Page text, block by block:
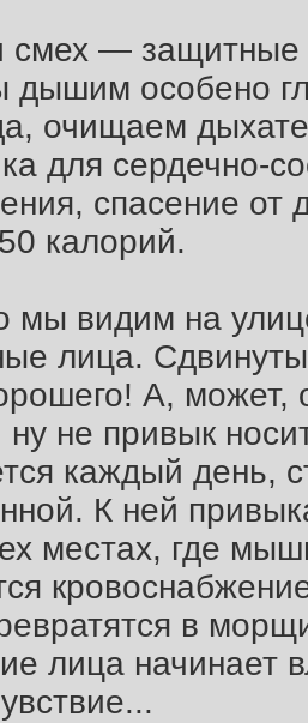
смех — защитные
дышим особено
очищаем
для сердечно-
спасение от
калорий.
мы видим на
лица.
А, может,
ну не привык
каждый день,
К ней
местах, где
в
лица начинает